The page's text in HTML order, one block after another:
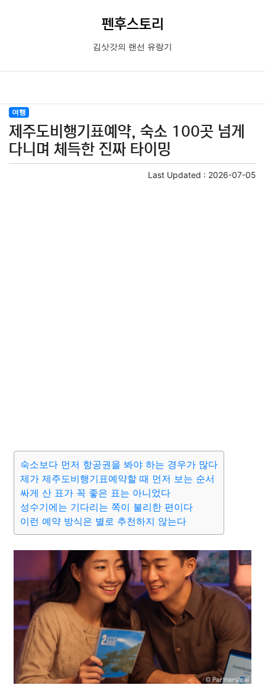
펜후스토리
김삿갓의 랜선 유랑기
여행
제주도비행기표예약, 숙소 100곳 넘게
다니며 체득한 진짜 타이밍
Last Updated : 2026-07-05
숙소보다 먼저 항공권을 봐야 하는 경우가 많다
제가 제주도비행기표예약할 때 먼저 보는 순서
싸게 산 표가 꼭 좋은 표는 아니었다
성수기에는 기다리는 쪽이 불리한 편이다
이런 예약 방식은 별로 추천하지 않는다